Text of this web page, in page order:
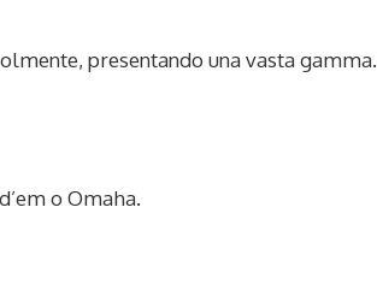
presentando una vasta
o Omaha.